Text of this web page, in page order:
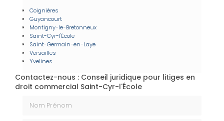
Coignières
Guyancourt
Montigny-le-Bretonneux
Saint-Cyr-l'École
Saint-Germain-en-Laye
Versailles
Yvelines
Contactez-nous : Conseil juridique pour litiges en
droit commercial Saint-Cyr-l'École